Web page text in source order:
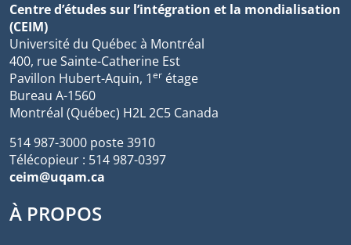
Centre d’études sur l’intégration et la mondialisation
(CEIM)
Université du Québec à Montréal
400, rue Sainte-Catherine Est
Pavillon Hubert-Aquin, 1er étage
Bureau A-1560
Montréal (Québec) H2L 2C5 Canada
514 987-3000 poste 3910
Télécopieur : 514 987-0397
ceim@uqam.ca
À PROPOS